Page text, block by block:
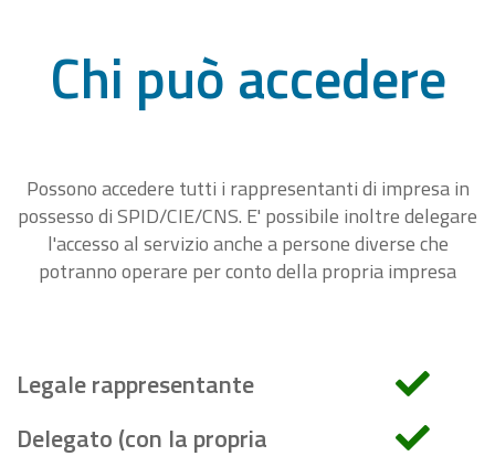
Chi può accedere
Possono accedere tutti i rappresentanti di impresa in
possesso di SPID/CIE/CNS. E' possibile inoltre delegare
l'accesso al servizio anche a persone diverse che
potranno operare per conto della propria impresa
Legale rappresentante
Delegato (con la propria